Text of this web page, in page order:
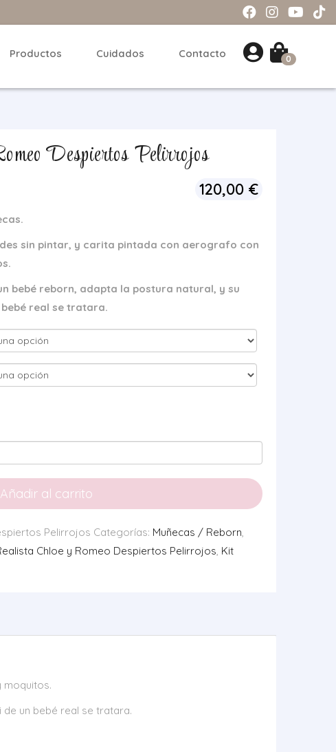
0
Productos Cuidados Contacto
Despiertos Pelirrojos
120,00 €
sin pintar, y carita pintada con aerografo con
bebé reborn, adapta la postura natural, y su
real se tratara.
Añadir al carrito
Pelirrojos Categorías: Muñecas / Reborn,
Chloe y Romeo Despiertos Pelirrojos, Kit
moquitos.
un bebé real se tratara.